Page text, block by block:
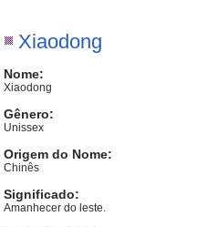
Xiaodong
Nome:
Xiaodong
Gênero:
Unissex
Origem do Nome:
Chinês
Significado:
Amanhecer do leste.